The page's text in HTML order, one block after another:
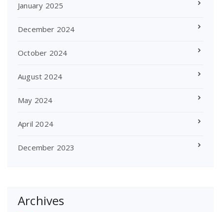
January 2025
December 2024
October 2024
August 2024
May 2024
April 2024
December 2023
Archives